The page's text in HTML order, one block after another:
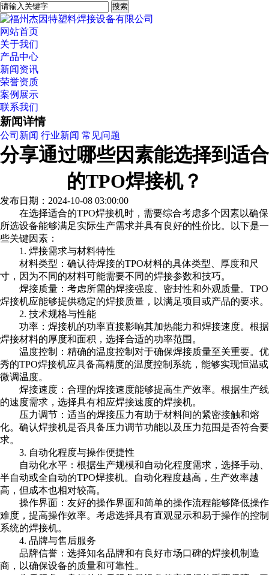
网站首页
关于我们
产品中心
新闻资讯
荣誉资质
案例展示
联系我们
新闻详情
公司新闻 行业新闻 常见问题
分享通过哪些因素能选择到适合
的TPO焊接机？
发布日期：2024-10-08 03:00:00
在选择适合的TPO焊接机时，需要综合考虑多个因素以确保
所选设备能够满足实际生产需求并具有良好的性价比。以下是一
些关键因素：
1. 焊接需求与材料特性
材料类型：确认待焊接的TPO材料的具体类型、厚度和尺
寸，因为不同的材料可能需要不同的焊接参数和技巧。
焊接质量：考虑所需的焊接强度、密封性和外观质量。TPO
焊接机应能够提供稳定的焊接质量，以满足项目或产品的要求。
2. 技术规格与性能
功率：焊接机的功率直接影响其加热能力和焊接速度。根据
焊接材料的厚度和面积，选择合适的功率范围。
温度控制：精确的温度控制对于确保焊接质量至关重要。优
秀的TPO焊接机应具备高精度的温度控制系统，能够实现恒温或
微调温度。
焊接速度：合理的焊接速度能够提高生产效率。根据生产线
的速度需求，选择具有相应焊接速度的焊接机。
压力调节：适当的焊接压力有助于材料间的紧密接触和熔
化。确认焊接机是否具备压力调节功能以及压力范围是否符合要
求。
3. 自动化程度与操作便捷性
自动化水平：根据生产规模和自动化程度需求，选择手动、
半自动或全自动的TPO焊接机。自动化程度越高，生产效率越
高，但成本也相对较高。
操作界面：友好的操作界面和简单的操作流程能够降低操作
难度，提高操作效率。考虑选择具有直观显示和易于操作的控制
系统的焊接机。
4. 品牌与售后服务
品牌信誉：选择知名品牌和有良好市场口碑的焊接机制造
商，以确保设备的质量和可靠性。